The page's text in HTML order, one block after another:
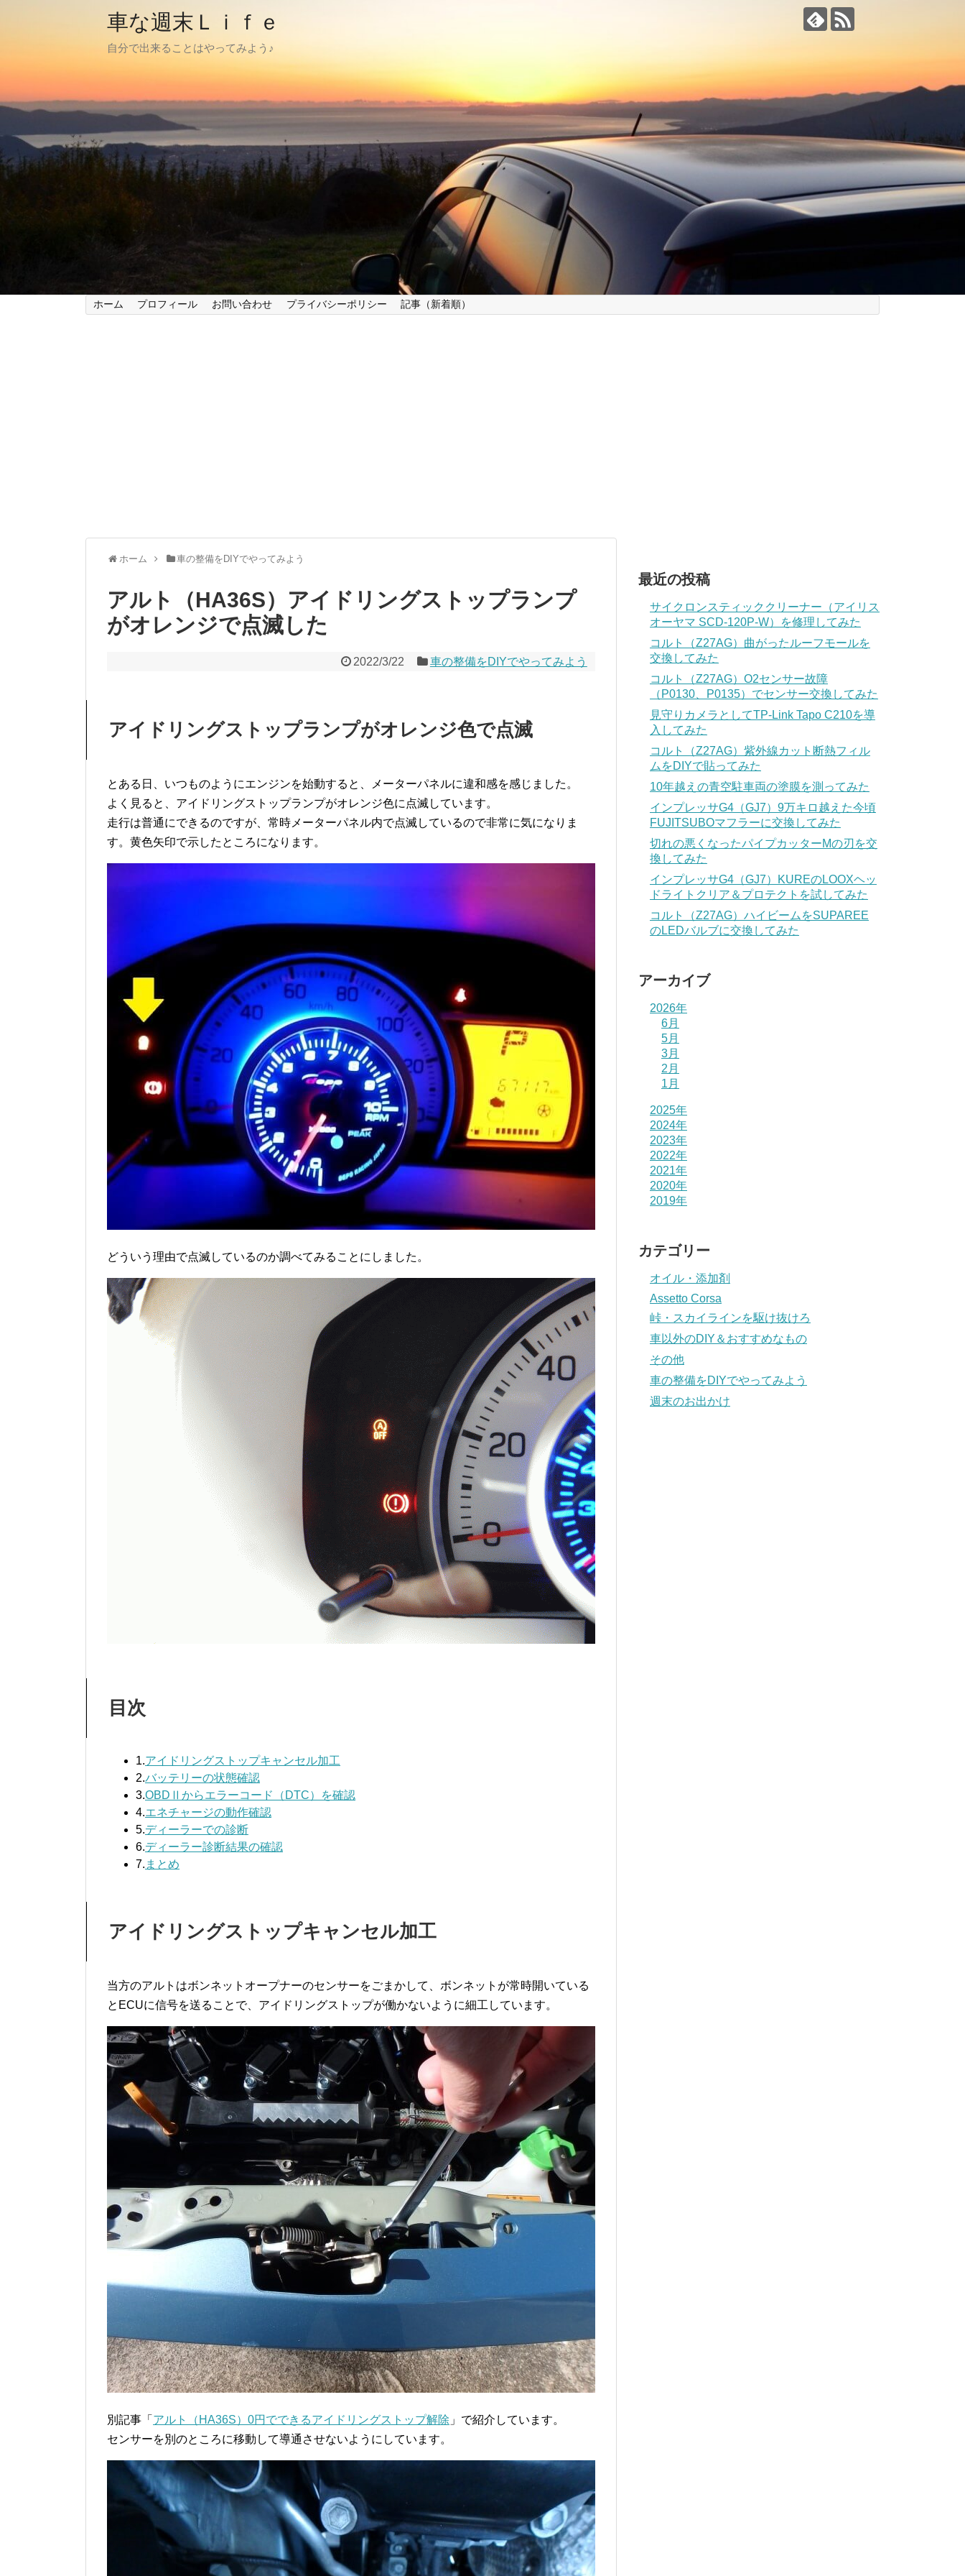
車な週末Ｌｉｆｅ
自分で出来ることはやってみよう♪
ホーム プロフィール お問い合わせ プライバシーポリシー 記事（新着順）
ホーム 車の整備をDIYでやってみよう
アルト（HA36S）アイドリングストップランプ
がオレンジで点滅した
2022/3/22 車の整備をDIYでやってみよう
アイドリングストップランプがオレンジ色で点滅
とある日、いつものようにエンジンを始動すると、メーターパネルに違和感を感じました。
よく見ると、アイドリングストップランプがオレンジ色に点滅しています。
走行は普通にできるのですが、常時メーターパネル内で点滅しているので非常に気になりま
す。黄色矢印で示したところになります。
どういう理由で点滅しているのか調べてみることにしました。
目次
1.アイドリングストップキャンセル加工
2.バッテリーの状態確認
3.OBDⅡからエラーコード（DTC）を確認
4.エネチャージの動作確認
5.ディーラーでの診断
6.ディーラー診断結果の確認
7. まとめ
アイドリングストップキャンセル加工
当方のアルトはボンネットオープナーのセンサーをごまかして、ボンネットが常時開いている
とECUに信号を送ることで、アイドリングストップが働かないように細工しています。
別記事「 アルト（HA36S）0円でできるアイドリングストップ解除 」で紹介しています。
センサーを別のところに移動して導通させないようにしています。
最近の投稿
サイクロンスティッククリーナー（アイリス
オーヤマ SCD-120P-W）を修理してみた
コルト（Z27AG）曲がったルーフモールを
交換してみた
コルト（Z27AG）O2センサー故障
（P0130、P0135）でセンサー交換してみた
見守りカメラとしてTP-Link Tapo C210を導
入してみた
コルト（Z27AG）紫外線カット断熱フィル
ムをDIYで貼ってみた
10年越えの青空駐車両の塗膜を測ってみた
インプレッサG4（GJ7）9万キロ越えた今頃
FUJITSUBOマフラーに交換してみた
切れの悪くなったパイプカッターMの刃を交
換してみた
インプレッサG4（GJ7）KUREのLOOXヘッ
ドライトクリア＆プロテクトを試してみた
コルト（Z27AG）ハイビームをSUPAREE
のLEDバルブに交換してみた
アーカイブ
2026年
6月
5月
3月
2月
1月
2025年
2024年
2023年
2022年
2021年
2020年
2019年
カテゴリー
オイル・添加剤
Assetto Corsa
峠・スカイラインを駆け抜けろ
車以外のDIY＆おすすめなもの
その他
車の整備をDIYでやってみよう
週末のお出かけ